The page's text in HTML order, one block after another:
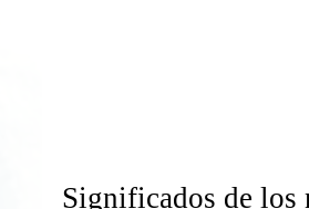
Significados de los